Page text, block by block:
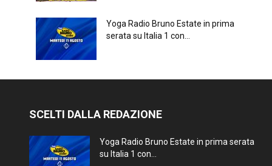
Yoga Radio Bruno Estate in prima
serata su Italia 1 con...
SCELTI DALLA REDAZIONE
Yoga Radio Bruno Estate in prima serata
su Italia 1 con...